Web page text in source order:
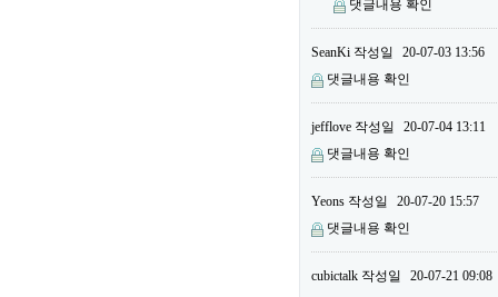
댓글내용 확인
SeanKi 작성일
20-07-03 13:56
댓글내용 확인
jefflove 작성일
20-07-04 13:11
댓글내용 확인
Yeons 작성일
20-07-20 15:57
댓글내용 확인
cubictalk 작성일
20-07-21 09:08